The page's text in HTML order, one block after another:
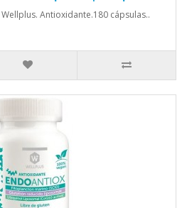
Antioxidante.180 cápsulas..